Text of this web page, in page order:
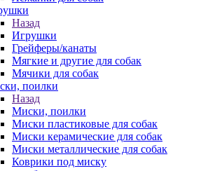
Назад
Игрушки
Грейферы/канаты
Мягкие и другие для собак
Мячики для собак
поилки
Назад
Миски, поилки
Миски пластиковые для собак
Миски керамические для собак
Миски металлические для собак
Коврики под миску